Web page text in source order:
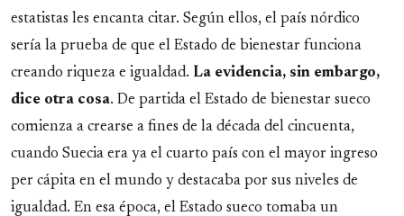
estatistas les encanta citar. Según ellos, el país nórdico
sería la prueba de que el Estado de bienestar funciona
creando riqueza e igualdad. La evidencia, sin embargo,
dice otra cosa. De partida el Estado de bienestar sueco
comienza a crearse a fines de la década del cincuenta,
cuando Suecia era ya el cuarto país con el mayor ingreso
per cápita en el mundo y destacaba por sus niveles de
igualdad. En esa época, el Estado sueco tomaba un